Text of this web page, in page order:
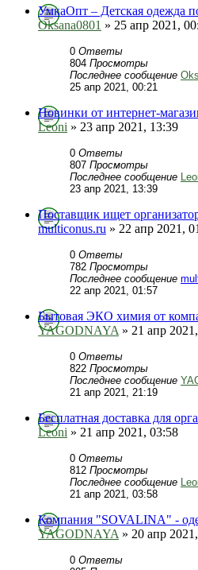
УмкаОпт – Детская одежда
Oksana0801 » 25 апр 2021,
0 Ответы
804 Просмотры
Последнее сообщение
25 апр 2021, 00:21
Новинки от интернет-
Leoni » 23 апр 2021, 13:39
0 Ответы
807 Просмотры
Последнее сообщение
23 апр 2021, 13:39
Поставщик ищет
multiconus.ru » 22 апр 2021,
0 Ответы
782 Просмотры
Последнее сообщение
22 апр 2021, 01:57
Бытовая ЭКО химия от
YAGODNAYA » 21 апр
0 Ответы
822 Просмотры
Последнее сообщение
21 апр 2021, 21:19
Бесплатная доставка для
Leoni » 21 апр 2021, 03:58
0 Ответы
812 Просмотры
Последнее сообщение
21 апр 2021, 03:58
Компания "SOVALINA" -
YAGODNAYA » 20 апр
0 Ответы